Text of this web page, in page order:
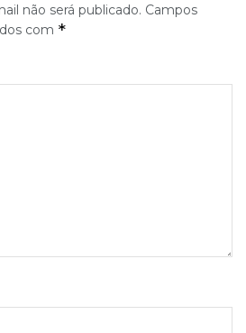
não será publicado. Campos
com *